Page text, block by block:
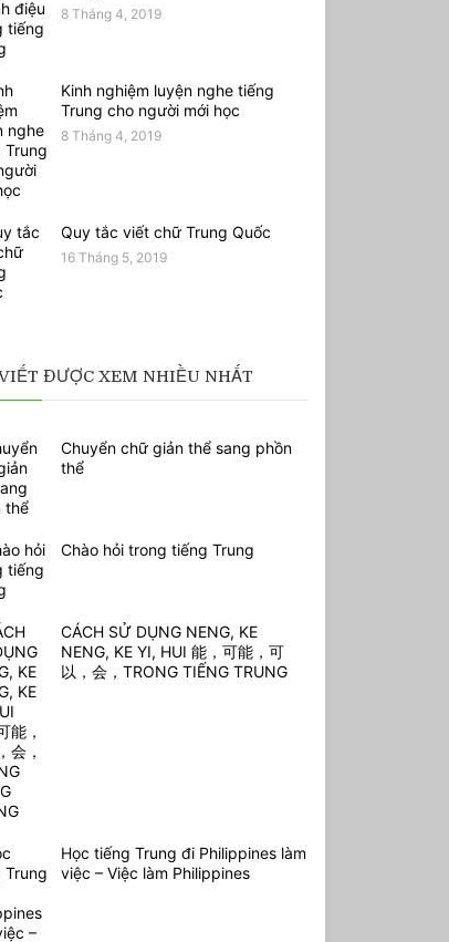
8 Tháng 4, 2019
Kinh nghiệm luyện nghe tiếng
Trung cho người mới học
8 Tháng 4, 2019
Quy tắc viết chữ Trung Quốc
16 Tháng 5, 2019
ĐƯỢC XEM NHIỀU NHẤT
Chuyển chữ giản thể sang phồn
thể
Chào hỏi trong tiếng Trung
CÁCH SỬ DỤNG NENG, KE
NENG, KE YI, HUI 能，可能，可
以，会，TRONG TIẾNG TRUNG
Học tiếng Trung đi Philippines làm
việc – Việc làm Philippines